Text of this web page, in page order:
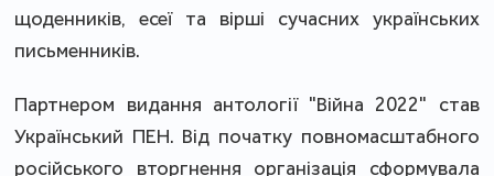
щоденників, есеї та вірші сучасних українських
письменників.
Партнером видання антології "Війна 2022" став
Український ПЕН. Від початку повномасштабного
російського вторгнення організація сформувала